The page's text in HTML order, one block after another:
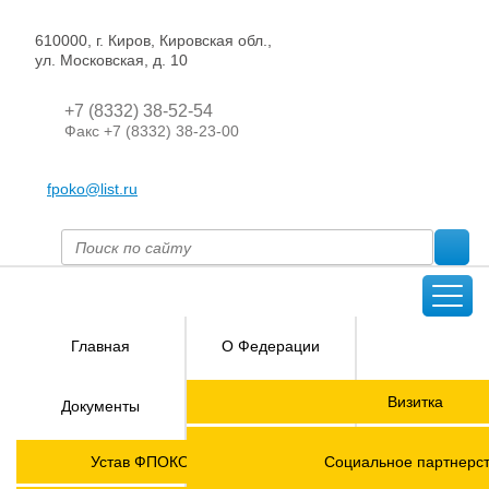
610000, г. Киров, Кировская обл.,
ул. Московская, д. 10
+7 (8332) 38-52-54
Факс +7 (8332) 38-23-00
fpoko@list.ru
Главная О Федерации
Визитка
Документы
Устав ФПОКО с изменениями от 2026 года
Социальное
Членские